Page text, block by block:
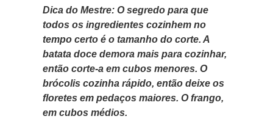
Dica do Mestre: O segredo para que
todos os ingredientes cozinhem no
tempo certo é o tamanho do corte. A
batata doce demora mais para cozinhar,
então corte-a em cubos menores. O
brócolis cozinha rápido, então deixe os
floretes em pedaços maiores. O frango,
em cubos médios.